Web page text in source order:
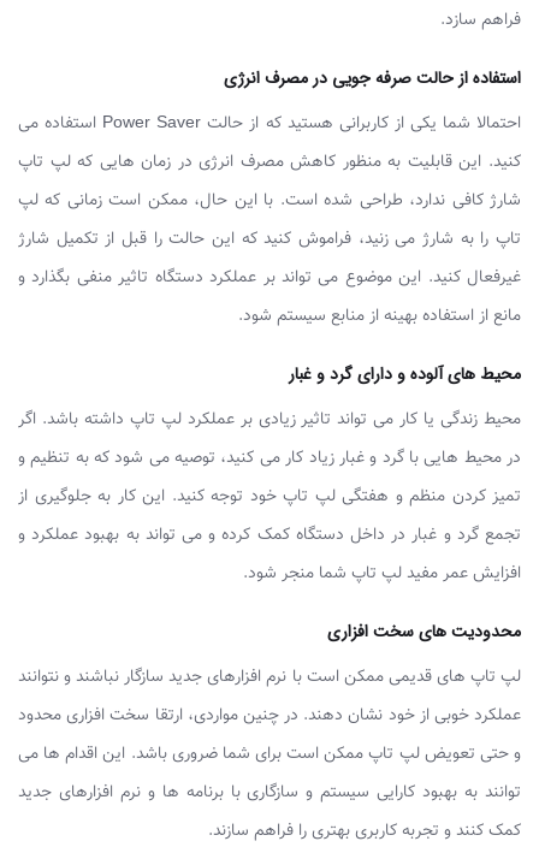
فراهم سازد.
استفاده از حالت صرفه‌ جویی در مصرف انرژی
احتمالا شما یکی از کاربرانی هستید که از حالت Power Saver استفاده می
‌کنید. این قابلیت به منظور کاهش مصرف انرژی در زمان ‌هایی که لپ‌ تاپ
شارژ کافی ندارد، طراحی شده است. با این حال، ممکن است زمانی که لپ
‌تاپ را به شارژ می‌ زنید، فراموش کنید که این حالت را قبل از تکمیل شارژ
غیرفعال کنید. این موضوع می‌ تواند بر عملکرد دستگاه تاثیر منفی بگذارد و
مانع از استفاده بهینه از منابع سیستم شود.
محیط‌ های آلوده و دارای گرد و غبار
محیط زندگی یا کار می ‌تواند تاثیر زیادی بر عملکرد لپ ‌تاپ داشته باشد. اگر
در محیط‌ هایی با گرد و غبار زیاد کار می ‌کنید، توصیه می ‌شود که به تنظیم و
تمیز کردن منظم و هفتگی لپ ‌تاپ خود توجه کنید. این کار به جلوگیری از
تجمع گرد و غبار در داخل دستگاه کمک کرده و می‌ تواند به بهبود عملکرد و
افزایش عمر مفید لپ ‌تاپ شما منجر شود.
محدودیت ‌های سخت ‌افزاری
لپ ‌تاپ‌ های قدیمی ممکن است با نرم ‌افزارهای جدید سازگار نباشند و نتوانند
عملکرد خوبی از خود نشان دهند. در چنین مواردی، ارتقا سخت‌ افزاری محدود
و حتی تعویض لپ‌ تاپ ممکن است برای شما ضروری باشد. این اقدام ‌ها می‌
توانند به بهبود کارایی سیستم و سازگاری با برنامه ‌ها و نرم‌ افزارهای جدید
کمک کنند و تجربه کاربری بهتری را فراهم سازند.